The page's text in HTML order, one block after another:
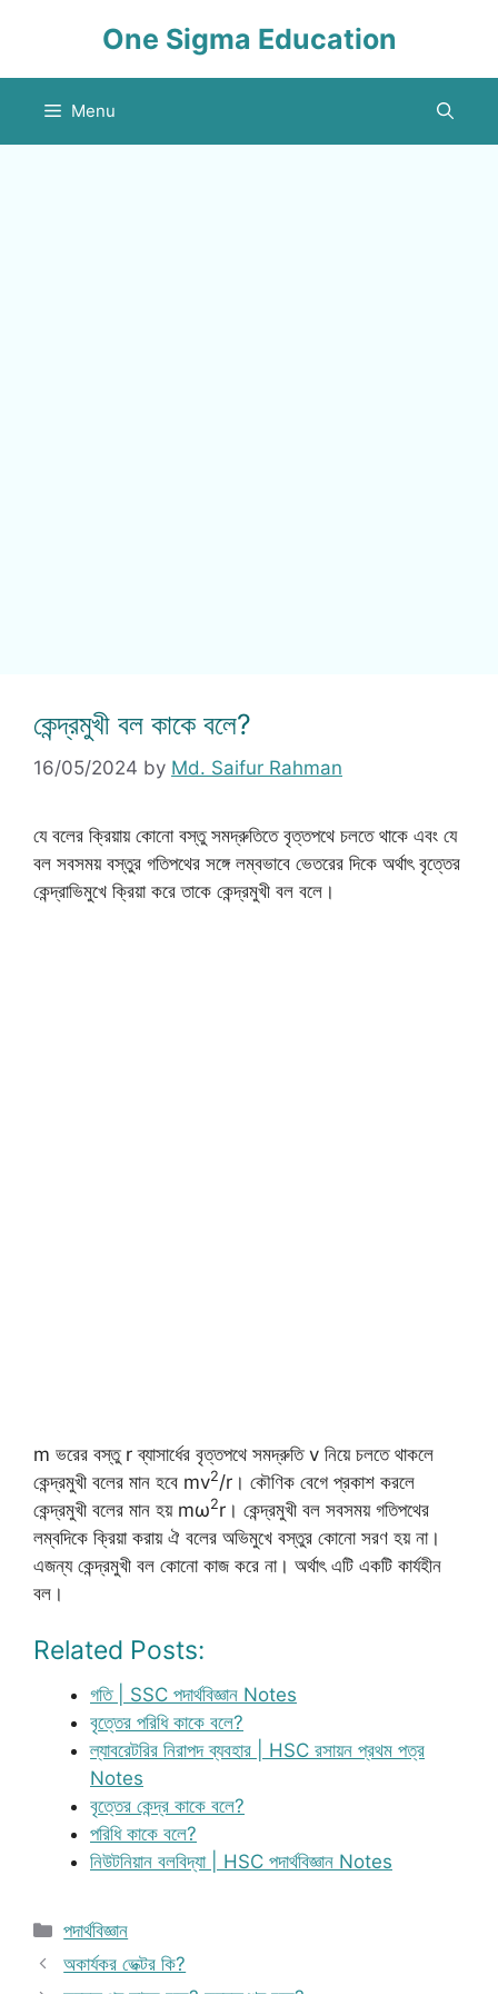
One Sigma Education
Menu
কেন্দ্রমুখী বল কাকে বলে?
16/05/2024 by Md. Saifur Rahman
যে বলের ক্রিয়ায় কোনো বস্তু সমদ্রুতিতে বৃত্তপথে চলতে থাকে এবং যে
বল সবসময় বস্তুর গতিপথের সঙ্গে লম্বভাবে ভেতরের দিকে অর্থাৎ বৃত্তের
কেন্দ্রাভিমুখে ক্রিয়া করে তাকে কেন্দ্রমুখী বল বলে।
m ভরের বস্তু r ব্যাসার্ধের বৃত্তপথে সমদ্রুতি v নিয়ে চলতে থাকলে
কেন্দ্রমুখী বলের মান হবে mv2/r। কৌণিক বেগে প্রকাশ করলে
কেন্দ্রমুখী বলের মান হয় mω2r। কেন্দ্রমুখী বল সবসময় গতিপথের
লম্বদিকে ক্রিয়া করায় ঐ বলের অভিমুখে বস্তুর কোনো সরণ হয় না।
এজন্য কেন্দ্রমুখী বল কোনো কাজ করে না। অর্থাৎ এটি একটি কার্যহীন
বল।
Related Posts:
গতি | SSC পদার্থবিজ্ঞান Notes
বৃত্তের পরিধি কাকে বলে?
ল্যাবরেটরির নিরাপদ ব্যবহার | HSC রসায়ন প্রথম পত্র
Notes
বৃত্তের কেন্দ্র কাকে বলে?
পরিধি কাকে বলে?
নিউটনিয়ান বলবিদ্যা | HSC পদার্থবিজ্ঞান Notes
Categories
পদার্থবিজ্ঞান
অকার্যকর ভেক্টর কি?